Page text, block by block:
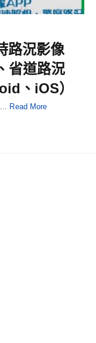
路況影像
省道路況
、iOS）
Read More